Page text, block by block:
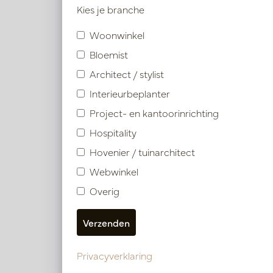
Materiaal omschrijving
Vergelijkbare producten
Kies je branche
Woonwinkel
Bloemist
Architect / stylist
Interieurbeplanter
Project- en kantoorinrichting
Hospitality
Hovenier / tuinarchitect
Webwinkel
Overig
Privacyverklaring